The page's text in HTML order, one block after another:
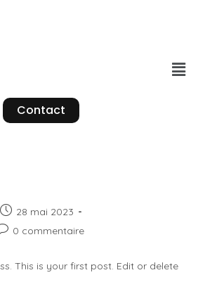
Contact
28 mai 2023
0 commentaire
This is your first post. Edit or delete